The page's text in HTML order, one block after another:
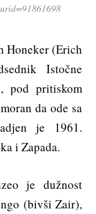
Honeker (Erich
Istočne
pod pritiskom
da ode sa
je 1961.
i Zapada.
je dužnost
(bivši Zair),